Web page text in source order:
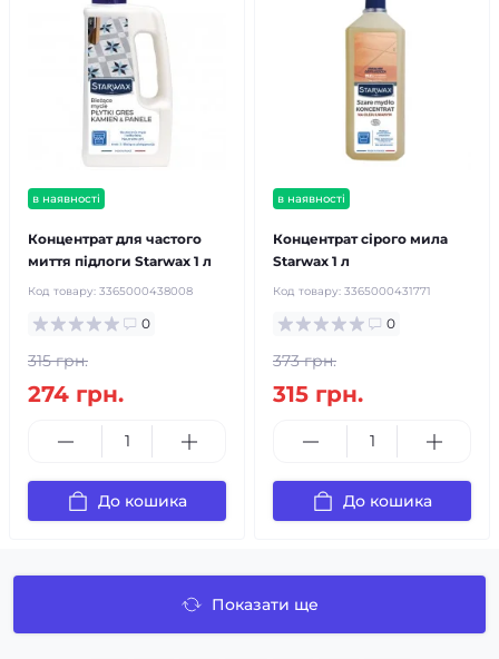
в наявності
Концентрат для частого
миття підлоги Starwax 1 л
Код товару: 3365000438008
0
315 грн.
274 грн.
До кошика
в наявності
Концентрат сірого мила
Starwax 1 л
Код товару: 3365000431771
0
373 грн.
315 грн.
До кошика
Показати ще